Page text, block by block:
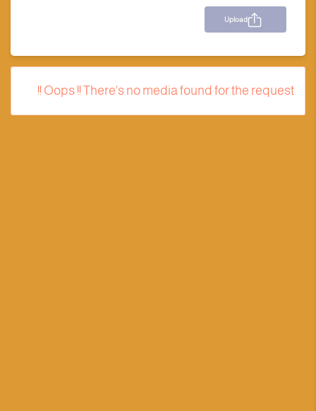
Upload
Oops !! There's no media found for the request !!